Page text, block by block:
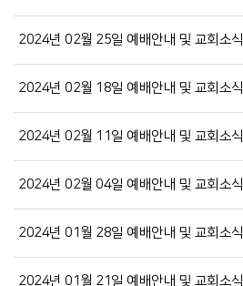
2024년 02월 25일 예배안내 및 교회소식
2024년 02월 18일 예배안내 및 교회소식
2024년 02월 11일 예배안내 및 교회소식
2024년 02월 04일 예배안내 및 교회소식
2024년 01월 28일 예배안내 및 교회소식
2024년 01월 21일 예배안내 및 교회소식